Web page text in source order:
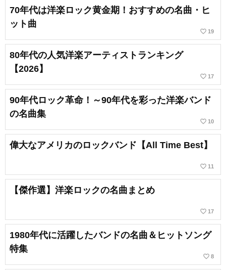
70年代は洋楽ロック黄金期！おすすめの名曲・ヒ
ット曲
favorite_border 19
80年代の人気洋楽アーティストランキング
【2026】
favorite_border 17
90年代ロック革命！～90年代を彩った洋楽バンド
の名曲集
favorite_border 10
偉大なアメリカのロックバンド【All Time Best】
favorite_border 11
【傑作選】洋楽ロックの名曲まとめ
favorite_border 17
1980年代に活躍したバンドの名曲＆ヒットソング
特集
favorite_border 8